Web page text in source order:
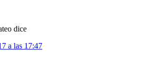
dice
a las 17:47